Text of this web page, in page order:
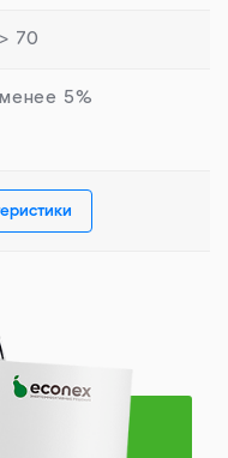
> 70
менее 5%